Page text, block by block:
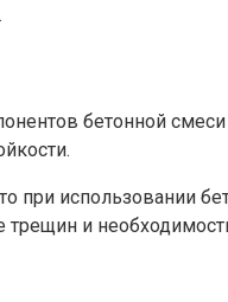
бетонной
при использовании
и